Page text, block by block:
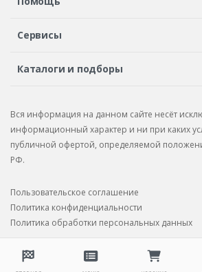
Шины в кредит
Сервисы
Автосервисы
Бонусная программа
Рекламации по услугам
Каталоги и подборы
Подбор запчастей
Каталог запчастей
Вся информация на данном сайте несёт
информационный характер и ни при каких
публичной офертой, определяемой
РФ.
Пользовательское соглашение
Политика конфиденциальности
Политика обработки персональных данных